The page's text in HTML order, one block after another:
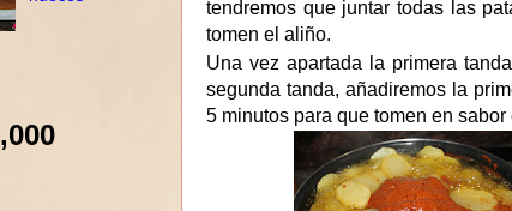
tendremos que juntar todas las
tomen el aliño.
Una vez apartada la primera
segunda tanda, añadiremos la
5 minutos para que tomen en